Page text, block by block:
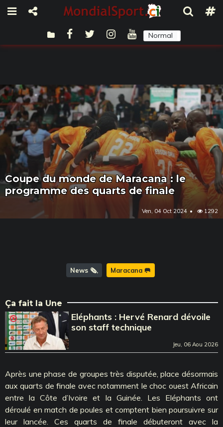
Normal
Coupe du monde de Maracana : le
programme des quarts de finale
Ven, 04 Oct 2024 1292
News 🗞️ Maracana 🥅
Ça fait la Une
Eléphants : Hervé Renard dévoile
son staff technique
Jeu, 06 Aou 2026
Après une phase de groupes très disputée, place désormais
aux quarts de finale avec notamment le choc ouest Africain
entre la Côte d’Ivoire et la Guinée. Les Eléphants ont
déroulé en match de poules et comptent bien poursuivre sur
leur lancée. Ces quarts de finale débuteront avec la